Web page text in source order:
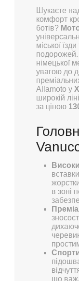
Шукаєте
комфорт
ботів?
міської
німецької
увагою до
Allamoto у
широкій
за ціною
в зоні
що